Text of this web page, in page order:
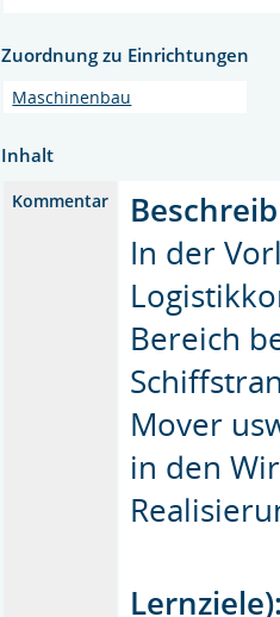
Zuordnung zu Einrichtungen
Maschinenbau
Inhalt
Kommentar
In der
Bereich
Mover
in den